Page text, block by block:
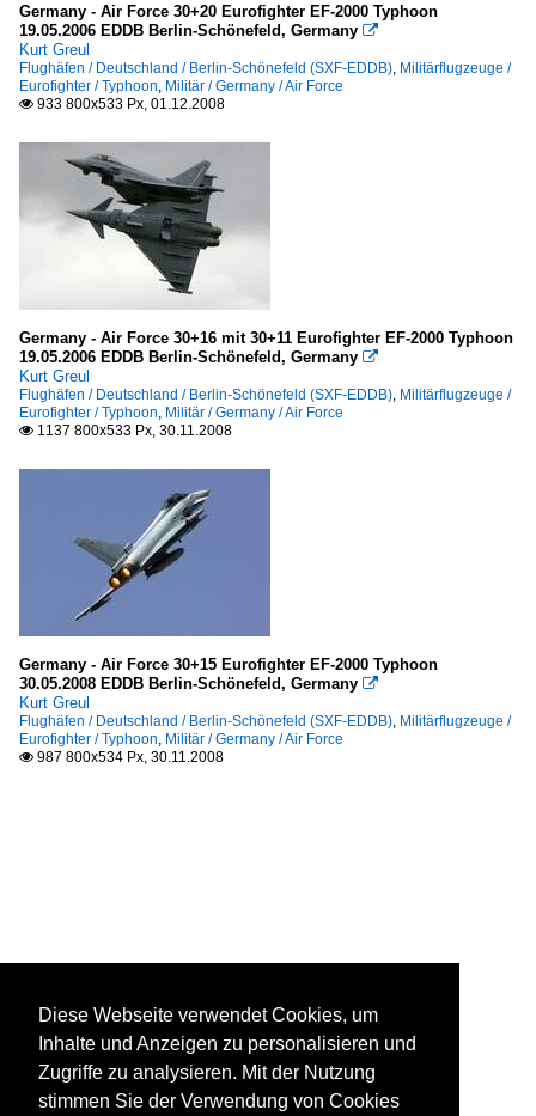
Germany - Air Force 30+20 Eurofighter EF-2000 Typhoon
19.05.2006 EDDB Berlin-Schönefeld, Germany 
Kurt Greul
Flughäfen / Deutschland / Berlin-Schönefeld (SXF-EDDB), Militärflugzeuge /
Eurofighter / Typhoon, Militär / Germany / Air Force
 933 800x533 Px, 01.12.2008
Germany - Air Force 30+16 mit 30+11 Eurofighter EF-2000 Typhoon
19.05.2006 EDDB Berlin-Schönefeld, Germany 
Kurt Greul
Flughäfen / Deutschland / Berlin-Schönefeld (SXF-EDDB), Militärflugzeuge /
Eurofighter / Typhoon, Militär / Germany / Air Force
 1137 800x533 Px, 30.11.2008
Germany - Air Force 30+15 Eurofighter EF-2000 Typhoon
30.05.2008 EDDB Berlin-Schönefeld, Germany 
Kurt Greul
Flughäfen / Deutschland / Berlin-Schönefeld (SXF-EDDB), Militärflugzeuge /
Eurofighter / Typhoon, Militär / Germany / Air Force
 987 800x534 Px, 30.11.2008
Diese Webseite verwendet Cookies, um
Inhalte und Anzeigen zu personalisieren und
Zugriffe zu analysieren. Mit der Nutzung
stimmen Sie der Verwendung von Cookies